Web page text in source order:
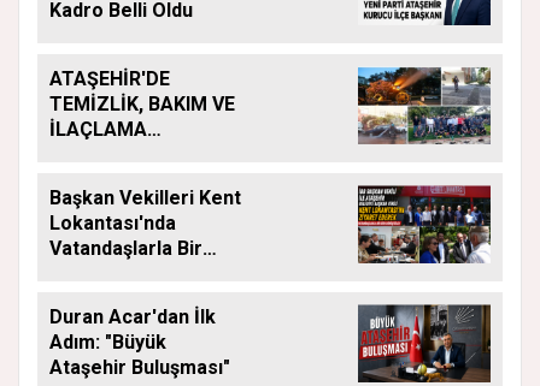
Kadro Belli Oldu
ATAŞEHİR'DE
TEMİZLİK, BAKIM VE
İLAÇLAMA
Başkan Vekilleri Kent
Lokantası'nda
Vatandaşlarla Bir
Duran Acar'dan İlk
Adım: "Büyük
Ataşehir Buluşması"